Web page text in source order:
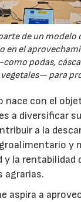
de un modelo
en el
podas,
para
nace con el
a diversificar
a la
y
la rentabilidad
agrarias.
aspira a